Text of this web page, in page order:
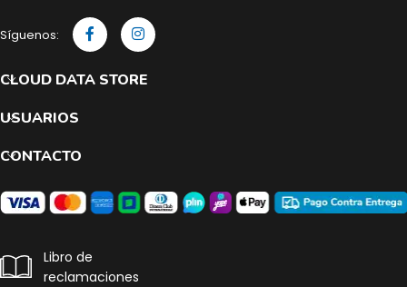
Síguenos:
CLOUD DATA STORE
USUARIOS
CONTACTO
Libro de
reclamaciones